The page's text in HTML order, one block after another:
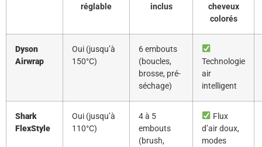
réglable
inclus
cheveux
colorés
Dyson
Airwrap
Oui (jusqu’à
150°C)
6 embouts
(boucles,
brosse, pré-
séchage)
Technologie
air
intelligent
Shark
FlexStyle
Oui (jusqu’à
110°C)
4 à 5
embouts
(brush,
Flux
d’air doux,
modes